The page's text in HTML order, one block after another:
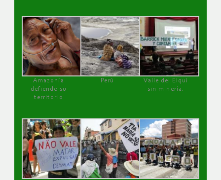
Amazonía
defiende su
territorio
Perú
Valle del Elqui
sin minería.